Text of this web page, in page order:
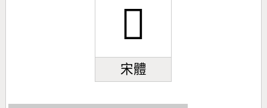
󻐉
宋體